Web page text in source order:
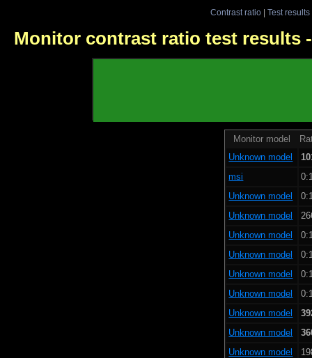
Contrast ratio| Test results
Monitor contrast ratio test results
Monitor model
Unknown model
msi
Unknown model
Unknown model
Unknown model
Unknown model
Unknown model
Unknown model
Unknown model
Unknown model
Unknown model